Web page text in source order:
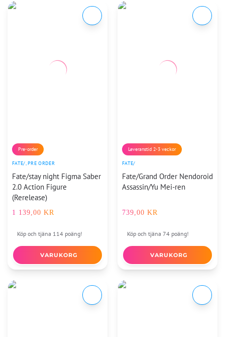
Pre-order
FATE/,PRE ORDER
Fate/stay night Figma Saber
2.0 Action Figure
(Rerelease)
1 139,00 KR
Köp och tjäna 114 poäng!
VARUKORG
Leveranstid 2-3 veckor
FATE/
Fate/Grand Order Nendoroid
Assassin/Yu Mei-ren
739,00 KR
Köp och tjäna 74 poäng!
VARUKORG